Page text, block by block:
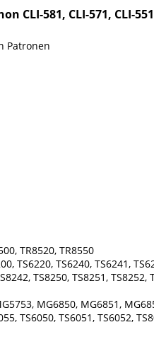
CLI-581, CLI-571, CLI-
Patronen
TR8520, TR8550
TS6220, TS6240, TS6241,
TS8250, TS8251,
MG6850, MG6851,
TS6050, TS6051, TS6052,